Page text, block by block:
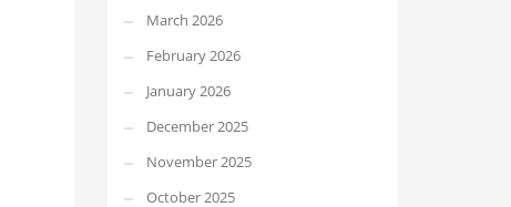
March 2026
February 2026
January 2026
December 2025
November 2025
October 2025